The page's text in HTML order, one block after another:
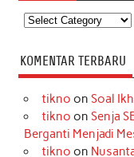
Kategori
KOMENTAR TERBARU
tikno on Soal
tikno on Senja
Berganti Menjadi
tikno on